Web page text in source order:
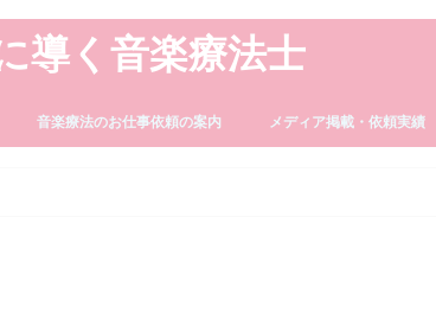
導く音楽療法士
音楽療法のお仕事依頼の案内 メディア掲載・依頼実績